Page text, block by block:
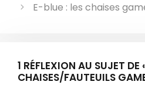
E-blue : les chaises
1 RÉFLEXION AU SUJET DE
CHAISES/FAUTEUILS